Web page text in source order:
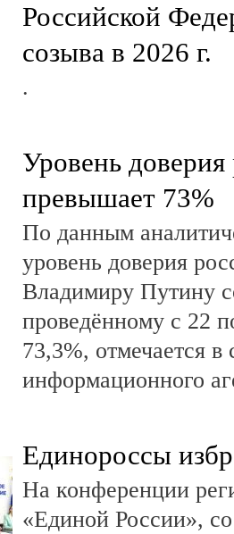
Российской
созыва в 2026 г.
.
Уровень
превышает 73%
По данным
уровень доверия
Владимиру Путину
проведённому с 22
73,3%, отмечается
информационного
Единороссы
На конференции
«Единой России»,